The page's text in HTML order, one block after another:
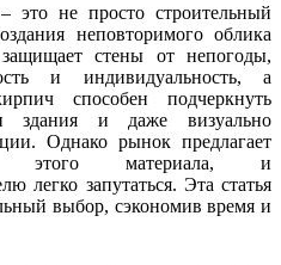
это не просто строительный
неповторимого облика
стены от непогоды,
и индивидуальность, а
способен подчеркнуть
здания и даже визуально
Однако рынок предлагает
этого материала, и
легко запутаться. Эта статья
выбор, сэкономив время и